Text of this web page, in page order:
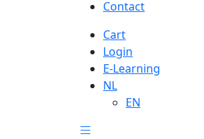
Contact
Cart
Login
E-Learning
NL
EN